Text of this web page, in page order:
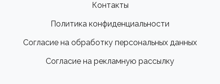
Контакты
Политика конфиденциальности
Согласие на обработку персональных данных
Согласие на рекламную рассылку